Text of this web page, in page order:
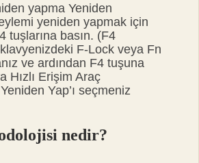
yapma Yeniden
eylemi yeniden yapmak için
tuşlarına basın. (F4
klavyenizdeki F-Lock veya Fn
ve ardından F4 tuşuna
Hızlı Erişim Araç
Yap’ı seçmeniz
nedir?